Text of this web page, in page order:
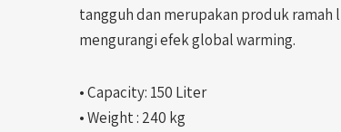
tangguh dan merupakan produk
mengurangi efek global warming.
• Capacity: 150 Liter
• Weight : 240 kg